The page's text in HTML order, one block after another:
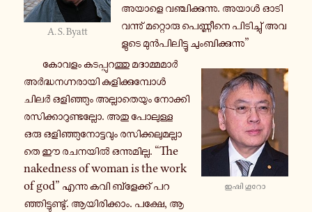
A. S. Byatt
അയാളെ വ­ഞ്ചി­ക്കു­ന്നു. അയാൾ ഓ­ടി­
വ­ന്നു് മ­റ്റൊ­രു പെ­ണ്ണീ­നെ പി­ടി­ച്ചു് അ­വ­
ളു­ടെ മുൻ­പി­ലി­ട്ടൂ ചും­ബി­ക്കു­ന്നു”
ഇഷി ഗൂറോ
കോവളം ക­ട­പ്പു­റ­ത്തു മ­ദാ­മ്മ­മാർ
അർ­ദ്ധ­ന­ഗ്ന­രാ­യി കു­ളി­ക്കു­മ്പോൾ
ചിലർ ഒ­ളി­ഞ്ഞും അ­ല്ലാ­തെ­യും നോ­ക്കി­
ര­സി­ക്കാ­റു­ണ്ട­ല്ലോ. അതു പോ­ലു­ള്ള
ഒരു ഒ­ളി­ഞ്ഞു­നോ­ട്ട­വും ര­സി­ക്ക­ലു­മ­ല്ലാ­
തെ ഈ ര­ച­ന­യിൽ ഒ­ന്നു­മി­ല്ല. “The
nakedness of woman is the work
of god” എന്നു കവി ബ്ളേ­ക്ക് പ­റ­
ഞ്ഞി­ട്ടു­ണ്ടു്. ആ­യി­രി­ക്കാം. പക്ഷേ, ആ